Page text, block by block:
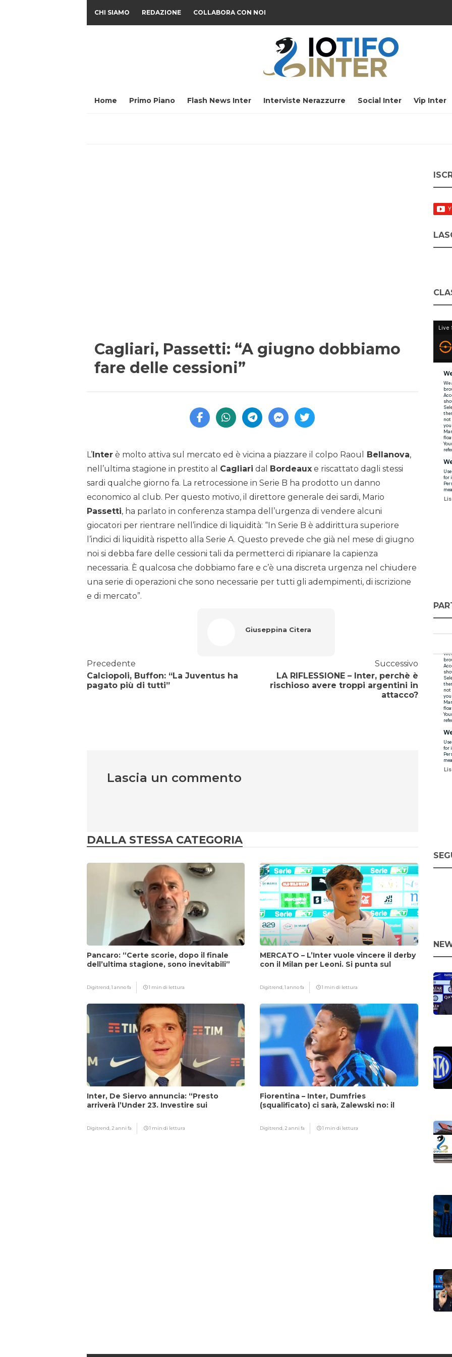
CHI SIAMO REDAZIONE COLLABORA CON NOI
Home Primo Piano Flash News Inter Interviste Nerazzurre Social Inter Vip Inter
Cagliari, Passetti: “A giugno dobbiamo
fare delle cessioni”
L’ Inter è molto attiva sul mercato ed è vicina a piazzare il colpo Raoul Bellanova,
nell’ultima stagione in prestito al Cagliari dal Bordeaux e riscattato dagli stessi
sardi qualche giorno fa. La retrocessione in Serie B ha prodotto un danno
economico al club. Per questo motivo, il direttore generale dei sardi, Mario
Passetti, ha parlato in conferenza stampa dell’urgenza di vendere alcuni
giocatori per rientrare nell’indice di liquidità: “In Serie B è addirittura superiore
l’indici di liquidità rispetto alla Serie A. Questo prevede che già nel mese di giugno
noi si debba fare delle cessioni tali da permetterci di ripianare la capienza
necessaria. È qualcosa che dobbiamo fare e c’è una discreta urgenza nel chiudere
una serie di operazioni che sono necessarie per tutti gli adempimenti, di iscrizione
e di mercato”.
Giuseppina Citera
Precedente
Calciopoli, Buffon: “La Juventus ha
pagato più di tutti”
Successivo
LA RIFLESSIONE – Inter, perchè è
rischioso avere troppi argentini in
attacco?
Lascia un commento
DALLA STESSA CATEGORIA
Pancaro: “Certe scorie, dopo il finale
dell’ultima stagione, sono inevitabili”
Digitrend,1 anno fa 1 min di lettura
MERCATO – L’Inter vuole vincere il derby
con il Milan per Leoni. Si punta sul
Digitrend,1 anno fa 1 min di lettura
Inter, De Siervo annuncia: “Presto
arriverà l’Under 23. Investire sui
Digitrend,2 anni fa 1 min di lettura
Fiorentina – Inter, Dumfries
(squalificato) ci sarà, Zalewski no: il
Digitrend,2 anni fa 1 min di lettura